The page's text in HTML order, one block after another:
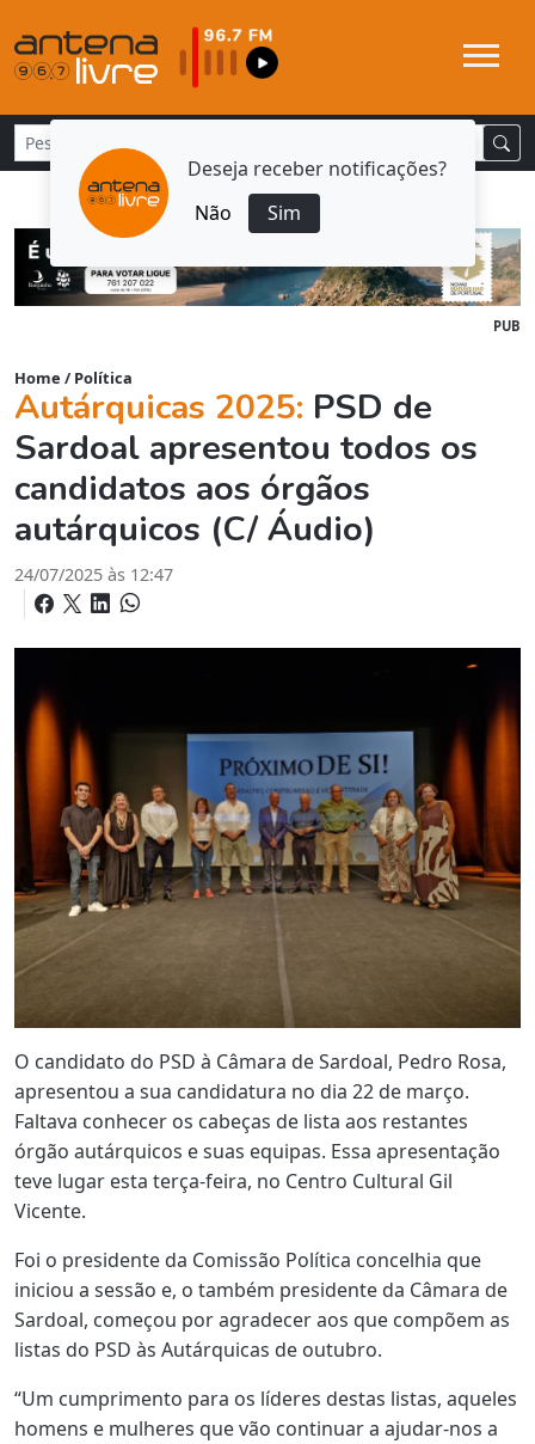
Deseja receber notificações?
Não
Sim
PUB
Home / Política
Autárquicas 2025: PSD de
Sardoal apresentou todos os
candidatos aos órgãos
autárquicos (C/ Áudio)
24/07/2025 às 12:47
O candidato do PSD à Câmara de Sardoal, Pedro Rosa,
apresentou a sua candidatura no dia 22 de março.
Faltava conhecer os cabeças de lista aos restantes
órgão autárquicos e suas equipas. Essa apresentação
teve lugar esta terça-feira, no Centro Cultural Gil
Vicente.
Foi o presidente da Comissão Política concelhia que
iniciou a sessão e, o também presidente da Câmara de
Sardoal, começou por agradecer aos que compõem as
listas do PSD às Autárquicas de outubro.
“Um cumprimento para os líderes destas listas, aqueles
homens e mulheres que vão continuar a ajudar-nos a